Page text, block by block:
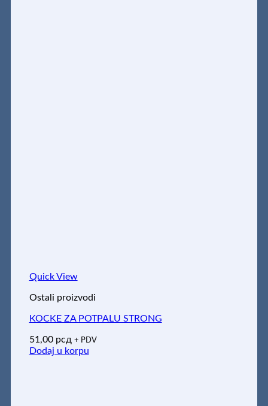
Quick View
Ostali proizvodi
KOCKE ZA POTPALU STRONG
51,00 рсд + PDV
Dodaj u korpu